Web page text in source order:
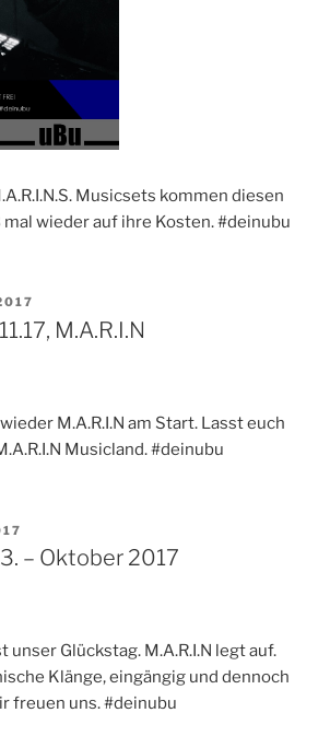
Musicsets kommen diesen
mal wieder auf ihre Kosten. #deinubu
M.A.R.I.N
M.A.R.I.N am Start. Lasst euch
Musicland. #deinubu
– Oktober 2017
unser Glückstag. M.A.R.I.N legt auf.
Klänge, eingängig und dennoch
freuen uns. #deinubu